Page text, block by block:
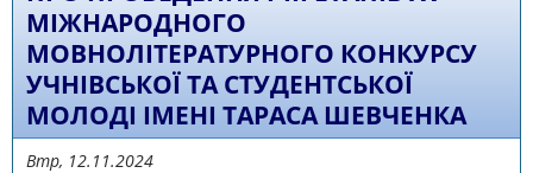
МІЖНАРОДНОГО
МОВНОЛІТЕРАТУРНОГО КОНКУРСУ
УЧНІВСЬКОЇ ТА СТУДЕНТСЬКОЇ
МОЛОДІ ІМЕНІ ТАРАСА ШЕВЧЕНКА
Втр, 12.11.2024